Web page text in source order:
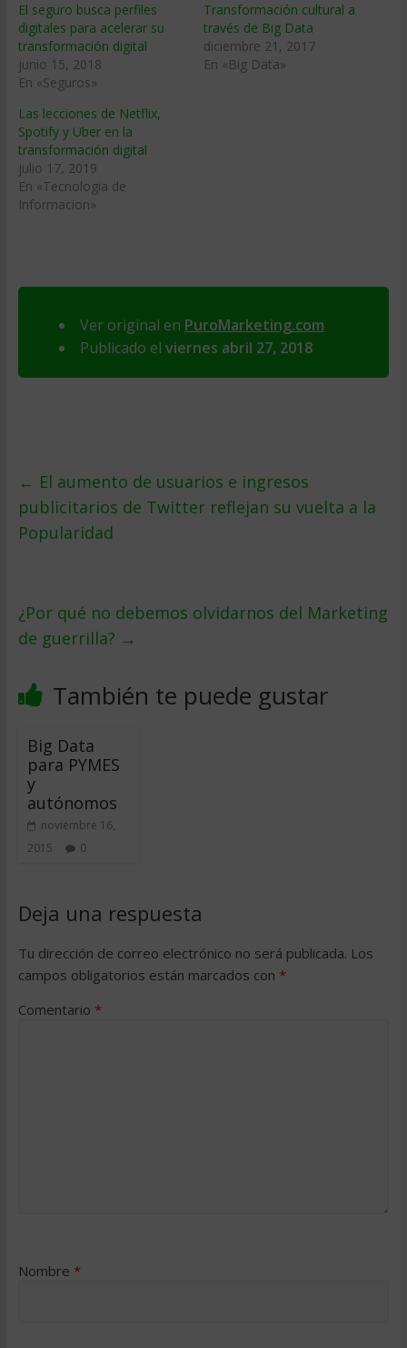
El seguro busca perfiles
digitales para acelerar su
transformación digital
junio 15, 2018
En «Seguros»
Transformación cultural a
través de Big Data
diciembre 21, 2017
En «Big Data»
Las lecciones de Netflix,
Spotify y Uber en la
transformación digital
julio 17, 2019
En «Tecnologia de
Informacion»
Ver original en PuroMarketing.com
Publicado el viernes abril 27, 2018
← El aumento de usuarios e ingresos
publicitarios de Twitter reflejan su vuelta a la
Popularidad
¿Por qué no debemos olvidarnos del Marketing
de guerrilla? →
También te puede gustar
Big Data
para PYMES
y
autónomos
noviembre 16,
2015
0
Deja una respuesta
Tu dirección de correo electrónico no será publicada. Los
campos obligatorios están marcados con *
Comentario *
Nombre *